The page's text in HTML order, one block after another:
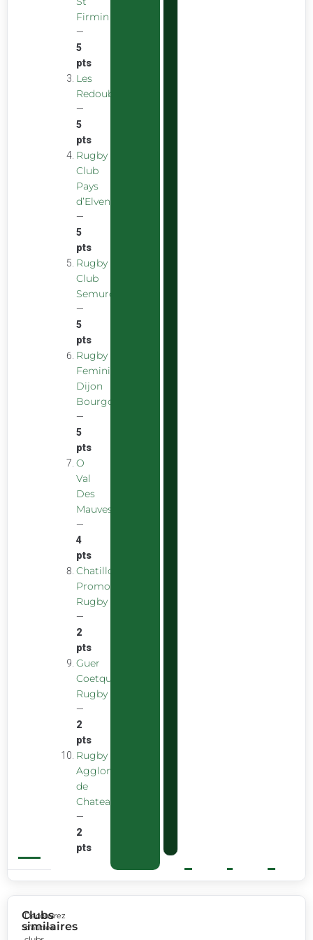
Firmin
—
5
pts
Les
Redoubstables
—
5
pts
Rugby
Club
Pays
d’Elven
—
5
pts
Rugby
Club
Semurois
—
5
pts
Rugby
Feminin
Dijon
Bourgogne
—
5
pts
O
Val
Des
Mauves
—
4
pts
Chatillon
Promotion
Rugby
—
2
pts
Guer
Coetquidan
Rugby
—
2
pts
Rugby
Agglomeration
de
Chateaubourg
—
2
pts
Clubs
similaires
Découvrez
d’autres